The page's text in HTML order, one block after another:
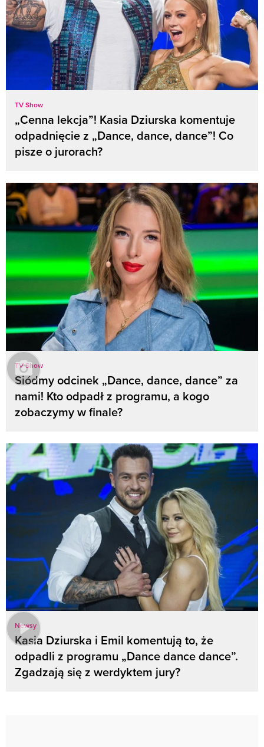
TV Show
„Cenna lekcja”! Kasia Dziurska komentuje
odpadnięcie z „Dance, dance, dance”! Co
pisze o jurorach?
TV Show
Siódmy odcinek „Dance, dance, dance” za
nami! Kto odpadł z programu, a kogo
zobaczymy w finale?
Newsy
Kasia Dziurska i Emil komentują to, że
odpadli z programu „Dance dance dance”.
Zgadzają się z werdyktem jury?